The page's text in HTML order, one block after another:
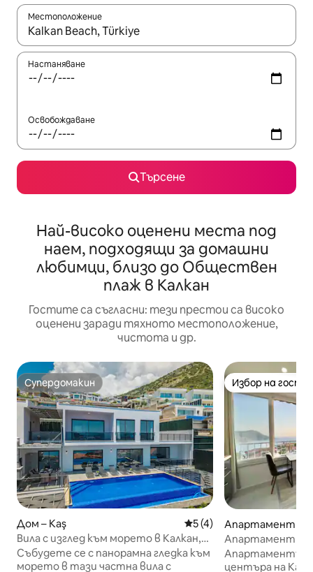
Местоположение
Когато резултатите се покажат, използвайте
Настаняване
Освобождаване
Търсене
Най-високо оценени места под
наем, подходящи за домашни
любимци, близо до Обществен
плаж в Калкан
Гостите са съгласни: тези престои са високо
оценени заради тяхното местоположение,
чистота и др.
Супердомакин
Супердомакин
Дом – Kaş Средна оценка: 5 от 5,
5 (4)
Вила с изглед към морето в Калкан,
частен инфинити басейн
Събудете се с панорамна гледка към
морето в тази частна вила с
Избор на
Избор на
Апартамент –
Апартамент на
изглед към
Калкан
Апартаментът
центъра на